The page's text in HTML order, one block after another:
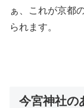
ぁ、これが京都
られます。
今宮神社の